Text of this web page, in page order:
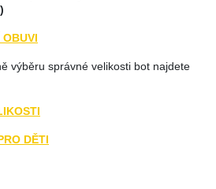
výběru správné velikosti bot najdete
DĚTI